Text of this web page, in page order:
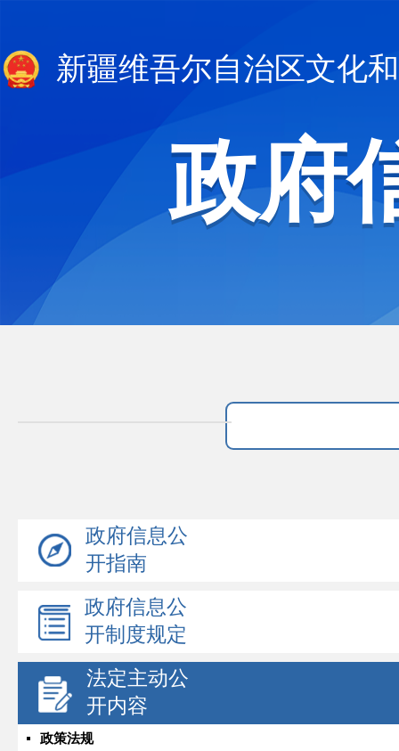
新疆维吾尔自治区文化
政府
政府信息公
开指南
政府信息公
开制度规定
法定主动公
开内容
政策法规